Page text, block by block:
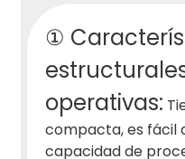
①
operativas:
compacta, es fácil
capacidad de